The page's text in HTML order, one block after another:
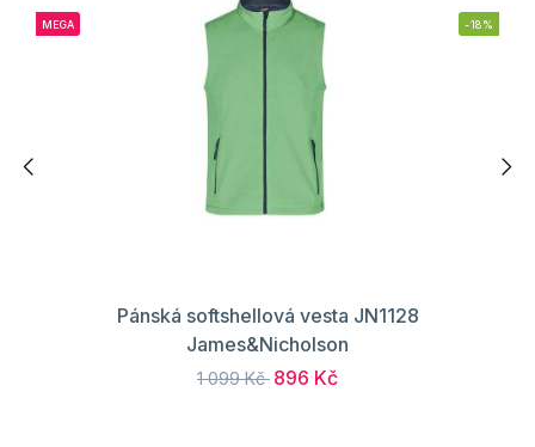
MEGA -18%
Pánská softshellová vesta JN1128
James&Nicholson
1 099 Kč 896 Kč